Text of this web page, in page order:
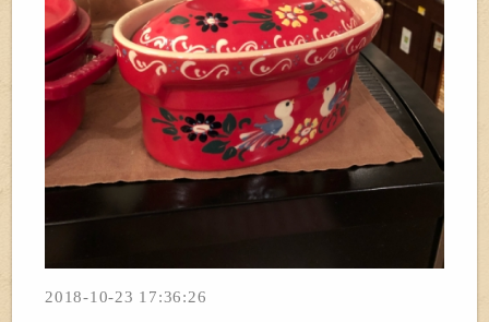
2018-10-23 17:36:26